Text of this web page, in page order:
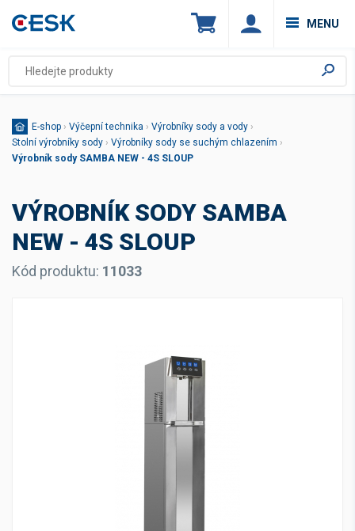
MENU
E-shop › Výčepní technika › Výrobníky sody a vody ›
Stolní výrobníky sody › Výrobníky sody se suchým chlazením ›
Výrobník sody SAMBA NEW - 4S SLOUP
VÝROBNÍK SODY SAMBA
NEW - 4S SLOUP
Kód produktu: 11033